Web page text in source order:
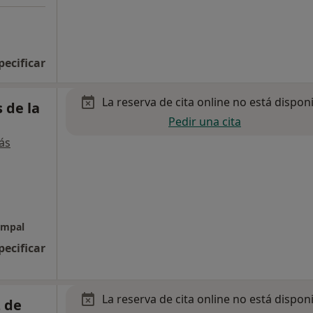
de la
La reserva de cita online no está
Pedir una cita
de
La reserva de cita online no está